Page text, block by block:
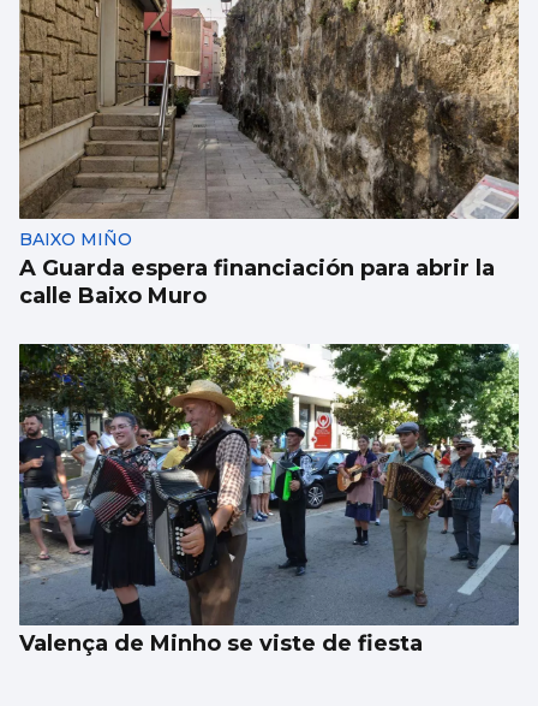
BAIXO MIÑO
A Guarda espera financiación para abrir la
calle Baixo Muro
Valença de Minho se viste de fiesta